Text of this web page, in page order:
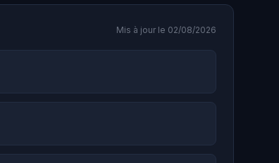
Mis à jour le 02/08/2026